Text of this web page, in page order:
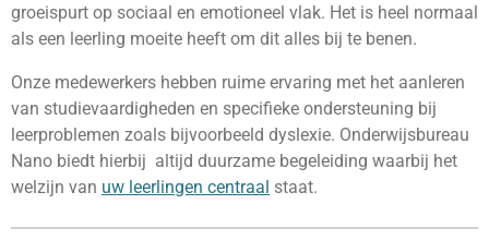
groeispurt op sociaal en emotioneel vlak. Het is heel normaal
als een leerling moeite heeft om dit alles bij te benen.
Onze medewerkers hebben ruime ervaring met het aanleren
van studievaardigheden en specifieke ondersteuning bij
leerproblemen zoals bijvoorbeeld dyslexie. Onderwijsbureau
Nano biedt hierbij altijd duurzame begeleiding waarbij het
welzijn van uw leerlingen centraal staat.